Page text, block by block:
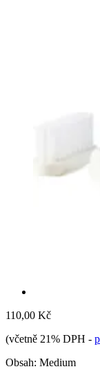
110,00 Kč
(včetně 21% DPH -
Obsah: Medium